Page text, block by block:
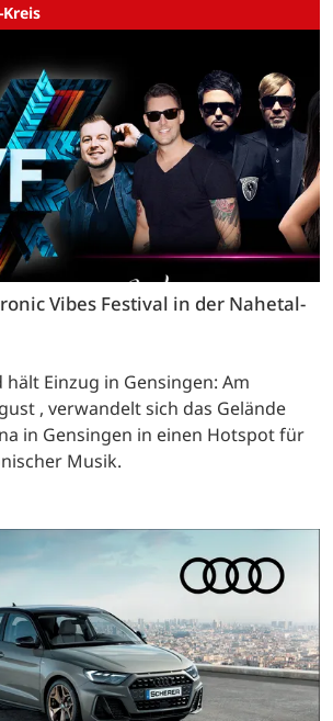
Vibes Festival in der Nahetal-
hält Einzug in Gensingen: Am
, verwandelt sich das Gelände
in Gensingen in einen Hotspot für
Musik.